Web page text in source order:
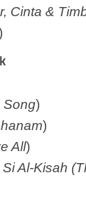
Cinta &
Song)
)
All)
Al-Kisah